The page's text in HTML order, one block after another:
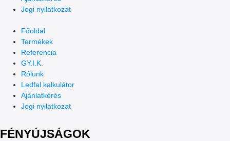
Jogi nyilatkozat
Főoldal
Termékek
Referencia
GY.I.K.
Rólunk
Ledfal kalkulátor
Ajánlatkérés
Jogi nyilatkozat
FÉNYÚJSÁGOK